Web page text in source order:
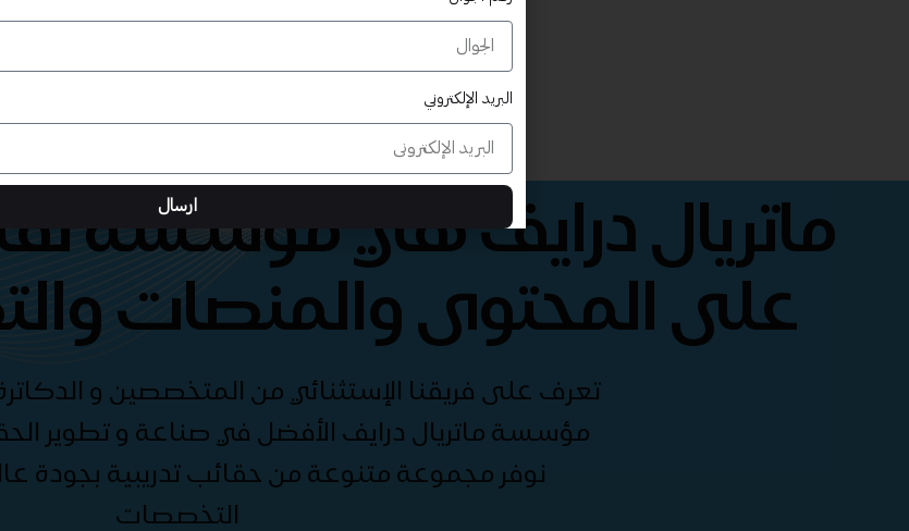
ماتريال درايف هي مؤسسة
على المحتوى والمنصات
تعرف على فريقنا الإستثنائي من المتخصصين و
مؤسسة ماتريال درايف الأفضل في صناعة و تطوير
نوفر مجموعة متنوعة من حقائب تدريبية بجودة
التخصصات
البريد الإلكتروني
ارسال